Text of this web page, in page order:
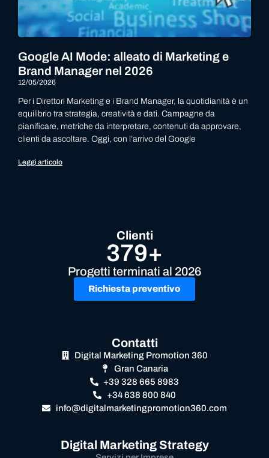
Google AI Mode: alleato di Marketing e
Brand Manager nel 2026
12/05/2026
Per i Direttori Marketing e i Brand Manager, la quotidianità è un
equilibrio tra strategia, creatività e dati. Campagne da
pianificare, metriche da interpretare, contenuti da approvare,
clienti da ascoltare. Oggi, con l’arrivo del Google
Leggi articolo
Clienti
379+
Progetti terminati al 2026
Richiesta preventivo
Contatti
Digital Marketing Promotion 360
Gran Canaria
+39 328 665 8983
+34 638 800 840
info@digitalmarketingpromotion360.com
Digital Marketing Strategy